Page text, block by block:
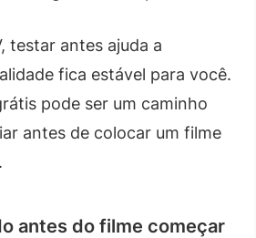
testar antes ajuda a
fica estável para você.
pode ser um caminho
antes de colocar um filme
antes do filme começar